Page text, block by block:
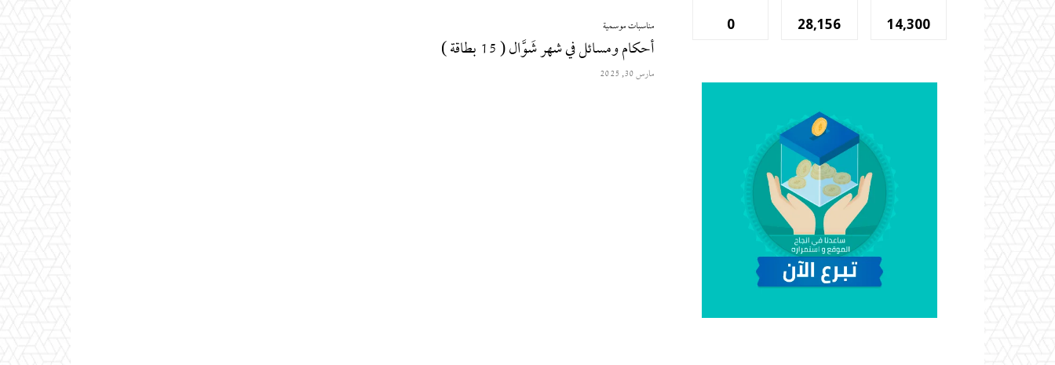
مناسبات موسمية
أحكام ومسائل في شهر شَوَّال ( 15 بطاقة )
مارس 30, 2025
0 28,156 14,300